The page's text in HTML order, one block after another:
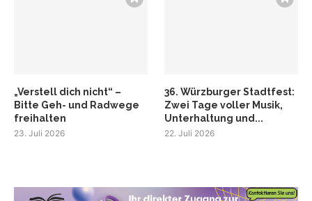
„Verstell dich nicht“ –
Bitte Geh- und Radwege
freihalten
23. Juli 2026
36. Würzburger Stadtfest:
Zwei Tage voller Musik,
Unterhaltung und...
22. Juli 2026